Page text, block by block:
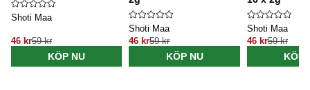
Shoti Maa
46 kr59 kr
KÖP NU
Shoti Maa
46 kr59 kr
KÖP NU
Shoti Maa
46 kr59 kr
KÖP